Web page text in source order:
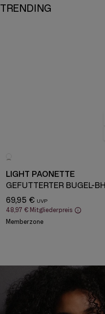
TRENDING
LIGHT PAONETTE
GEFÜTTERTER BÜGEL-BH
69,95 €
48,97 € Mitgliederpreis
Memberzone